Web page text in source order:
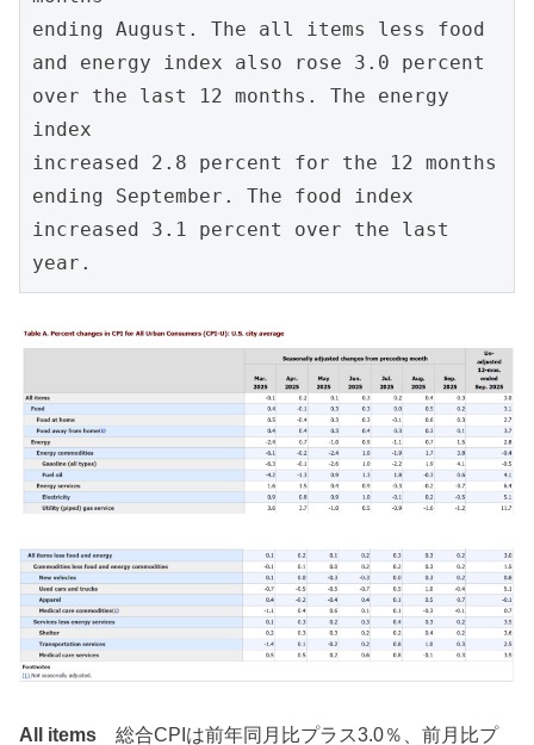
ending August. The all items less food
and energy index also rose 3.0 percent
over the last 12 months. The energy
index
increased 2.8 percent for the 12 months
ending September. The food index
increased 3.1 percent over the last
year.
All items 総合CPIは前年同月比プラス3.0％、前月比プ